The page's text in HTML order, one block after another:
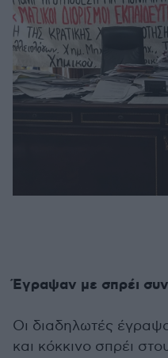
Έγραψαν με σπρέι
Οι διαδηλωτές
και κόκκινο σπρέι